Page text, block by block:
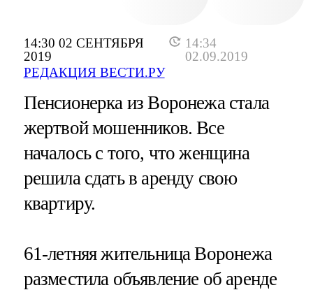
14:30 02 СЕНТЯБРЯ
2019
14:34
02.09.2019
РЕДАКЦИЯ ВЕСТИ.РУ
Пенсионерка из Воронежа стала
жертвой мошенников. Все
началось с того, что женщина
решила сдать в аренду свою
квартиру.
61-летняя жительница Воронежа
разместила объявление об аренде